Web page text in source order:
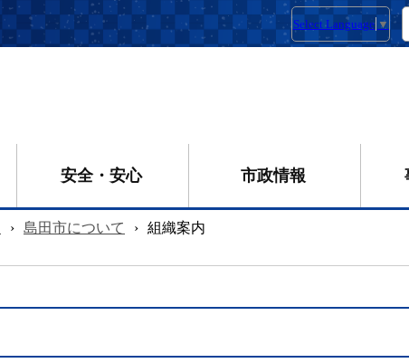
Select Language ▼
安全・安心 市政情報
› 島田市について › 組織案内